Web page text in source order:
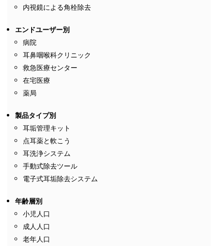
内視鏡による角栓除去
エンドユーザー別
病院
耳鼻咽喉科クリニック
救急医療センター
在宅医療
薬局
製品タイプ別
耳垢管理キット
点耳薬と軟こう
耳洗浄システム
手動式除去ツール
電子式耳垢除去システム
年齢層別
小児人口
成人人口
老年人口